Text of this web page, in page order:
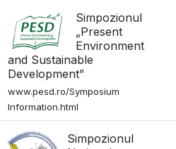
Simpozionul
„Present
Environment
and Sustainable
Development”
www.pesd.ro/Symposium
Information.html
Simpozionul